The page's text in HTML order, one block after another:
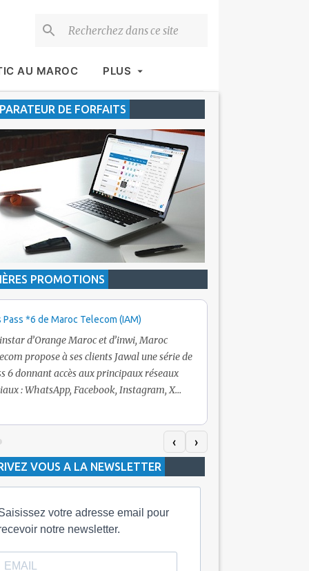
AU MAROC PLUS
DE FORFAITS
PROMOTIONS
Pass *6 de Maroc Telecom (IAM)
d’Orange Maroc et d’inwi, Maroc
propose à ses clients Jawal une série de
6 donnant accès aux principaux réseaux
: WhatsApp, Facebook, Instagram, X
inclut 100 Mo, le Pass 10 Dh offre 400 Mo,
que les formules à 20 Dh et 30 Dh
respectivement 1 Go et 2 Go. Les
de validité sont de 3 jours pour
‹ ›
VOUS A LA NEWSLETTER
votre adresse email pour
notre newsletter.